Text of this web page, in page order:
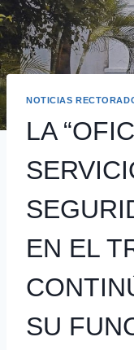
NOTICIAS
LA
EN EL
SU